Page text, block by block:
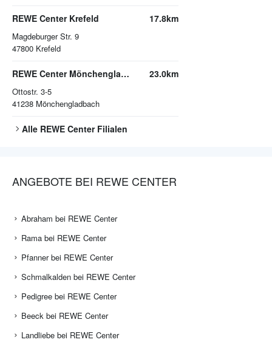
REWE Center Krefeld
Magdeburger Str. 9
47800 Krefeld
17.8km
REWE Center Mönchengladbach
Ottostr. 3-5
41238 Mönchengladbach
23.0km
Alle REWE CenterFilialen
ANGEBOTE BEI REWE CENTER
Abraham bei REWE Center
Rama bei REWE Center
Pfanner bei REWE Center
Schmalkalden bei REWE Center
Pedigree bei REWE Center
Beeck bei REWE Center
Landliebe bei REWE Center